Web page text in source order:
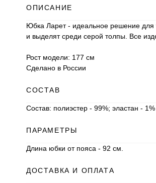
ОПИСАНИЕ
Юбка Ларет - идеальное решение для
и выделят среди серой толпы. Все
Рост модели: 177 см
Сделано в России
СОСТАВ
Состав: полиэстер - 99%; эластан - 1%
ПАРАМЕТРЫ
Длина юбки от пояса - 92 см.
ДОСТАВКА И ОПЛАТА